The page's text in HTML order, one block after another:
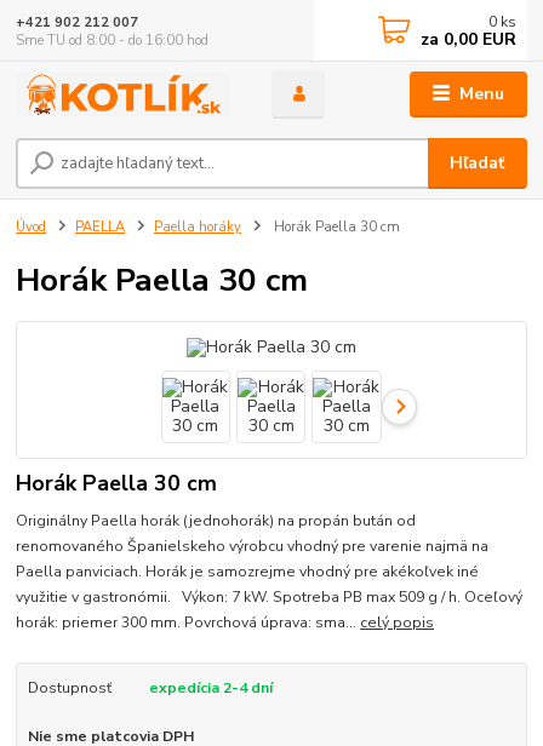
Menu
Hľadať
+421 902 212 007
Sme TU od 8:00 - do 16:00 hod
0 ks
za 0,00 EUR
Úvod PAELLA Paella horáky Horák Paella 30 cm
Horák Paella 30 cm
Horák Paella 30 cm
Originálny Paella horák (jednohorák) na propán bután od
renomovaného Španielskeho výrobcu vhodný pre varenie najmä na
Paella panviciach. Horák je samozrejme vhodný pre akékoľvek iné
využitie v gastronómii. Výkon: 7 kW. Spotreba PB max 509 g / h. Oceľový
horák: priemer 300 mm. Povrchová úprava: sma... celý popis
Dostupnosť expedícia 2-4 dní
Nie sme platcovia DPH